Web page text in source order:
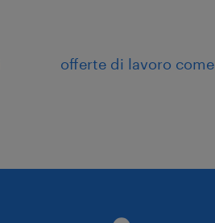
offerte di lavoro